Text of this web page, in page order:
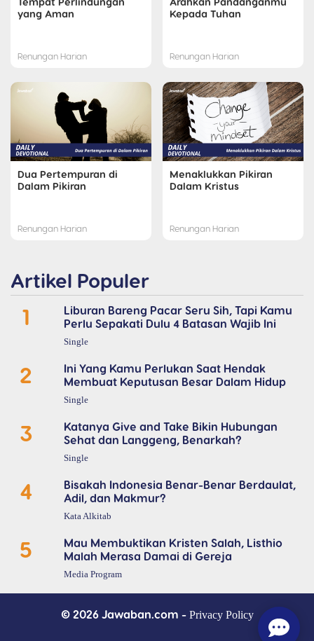
yang Aman
Renungan Harian
Kepada Tuhan
Renungan Harian
Dua Pertempuran di
Dalam Pikiran
Renungan Harian
Menaklukkan Pikiran
Dalam Kristus
Renungan Harian
Artikel Populer
1
Liburan Bareng Pacar Seru Sih, Tapi Kamu
Perlu Sepakati Dulu 4 Batasan Wajib Ini
Single
2
Ini Yang Kamu Perlukan Saat Hendak
Membuat Keputusan Besar Dalam Hidup
Single
3
Katanya Give and Take Bikin Hubungan
Sehat dan Langgeng, Benarkah?
Single
4
Bisakah Indonesia Benar-Benar Berdaulat,
Adil, dan Makmur?
Kata Alkitab
5
Mau Membuktikan Kristen Salah, Listhio
Malah Merasa Damai di Gereja
Media Program
© 2026 Jawaban.com - Privacy Policy